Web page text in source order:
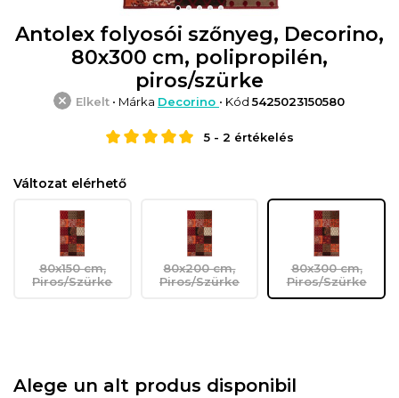
Antolex folyosói szőnyeg, Decorino,
80x300 cm, polipropilén,
piros/szürke
Elkelt • Márka Decorino • Kód5425023150580
5- 2 értékelés
Változat elérhető
80x150 cm,
Piros/Szürke
80x200 cm,
Piros/Szürke
80x300 cm,
Piros/Szürke
Alege un alt produs disponibil